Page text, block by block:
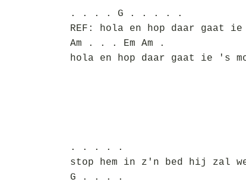
. . . . G . . . . .
REF: hola en hop daar gaat
Am . . . Em Am .
hola en hop daar gaat ie 's
. . . . .
stop hem in z'n bed hij zal
G . . . .